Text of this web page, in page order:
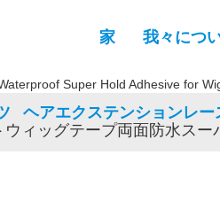
家 我々につ
ヘアエクステンションレ
ィッグテープ両面防水ス